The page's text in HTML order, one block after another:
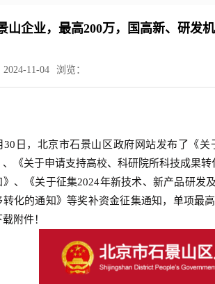
山企业，最高200万，国高新、研发
2024-11-04 浏览：
30日，北京市石景山区政府网站发布了《
、《关于申请支持高校、科研院所科技成果
》、《关于征集2024年新技术、新产品研发
转化的通知》等奖补资金征集通知，单项最
附件！